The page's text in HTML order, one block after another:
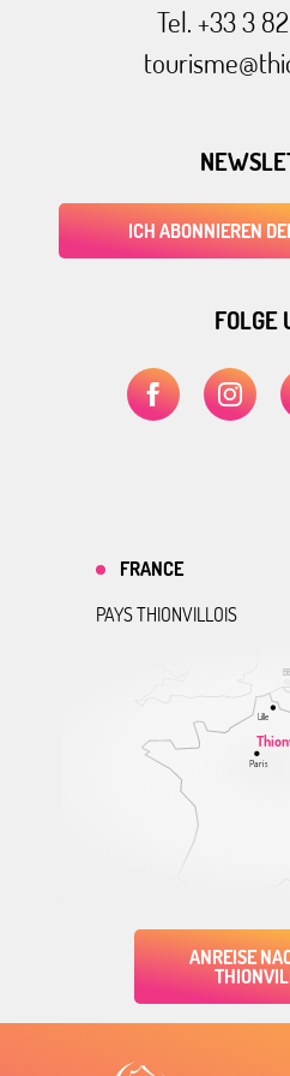
Tel. +33 3
ICH ABONNIEREN
FOLGE
Lille
Paris
FRANCE
PAYS THIONVILLOIS
ANREISE